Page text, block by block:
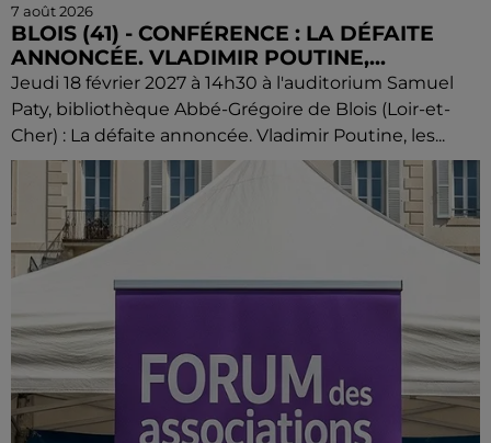
7 août 2026
BLOIS (41) - CONFÉRENCE : LA DÉFAITE
ANNONCÉE. VLADIMIR POUTINE,...
Jeudi 18 février 2027 à 14h30 à l'auditorium Samuel
Paty, bibliothèque Abbé-Grégoire de Blois (Loir-et-
Cher) : La défaite annoncée. Vladimir Poutine, les...